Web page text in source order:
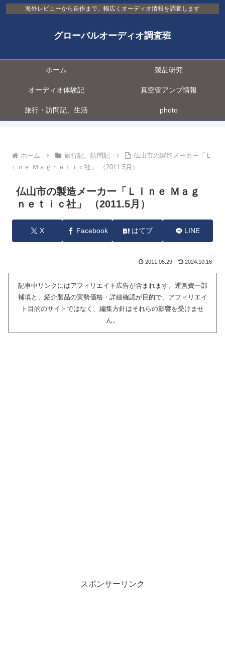
海外レビューから自作まで、幅広くオーディオ情報を調査します
グローバルオーディオ調査班
ホーム 製品研究
オーディオ体験記 真空管アンプ情報
旅行・訪問記、生活 photo
ホーム 旅行記、訪問記
仏山市の製造メーカー「Ｌ
ｉｎｅ Ｍａｇｎｅｔｉｃ社」 （2011.5月）
仏山市の製造メーカー「Ｌｉｎｅ Ｍａｇ
ｎｅｔｉｃ社」 （2011.5月）
X Facebook はてブ LINE
2011.05.29 2024.10.16
記事中リンクにはアフィリエイト広告が含まれます。運営費一部
補填と、紹介製品の実勢価格・詳細確認が目的で、アフィリエイ
ト目的のサイトではなく、編集方針はそれらの影響を受けませ
ん。
スポンサーリンク